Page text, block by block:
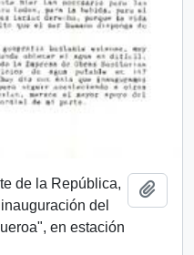
de la República,
del
en estación